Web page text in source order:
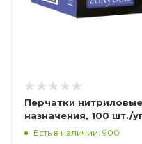
Перчатки
назначения, 100 шт./
Есть в наличии: 900